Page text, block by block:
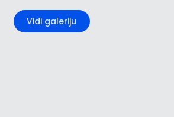
Vidi galeriju